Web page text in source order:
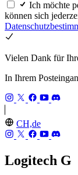
Ich möchte
können sich
Vielen Dank für
In Ihrem
CH,de
Logitech G